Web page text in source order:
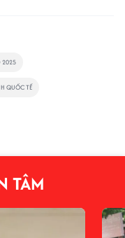
2025
QUỐC TẾ
TÂM